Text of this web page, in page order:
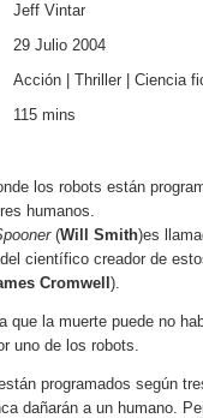
Jeff Vintar
29 Julio 2004
Acción Thriller Ciencia
115 mins
los robots están
humanos.
(Will Smith)es
científico creador de
Cromwell ).
que la muerte puede no
uno de los robots.
programados según
dañarán a un humano.